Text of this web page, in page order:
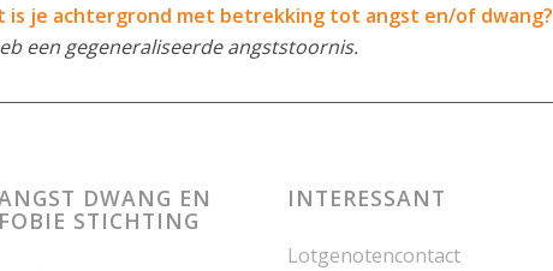
is je achtergrond met betrekking tot angst en/of dwang?
een gegeneraliseerde angststoornis.
DWANG EN
FOBIE STICHTING
INTERESSANT
Lotgenotencontact